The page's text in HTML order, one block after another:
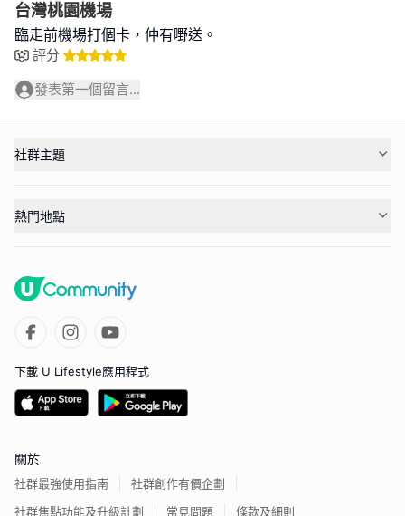
台灣桃園機場
臨走前機場打個卡，仲有嘢送。
評分
發表第一個留言...
社群主題
熱門地點
下載 U Lifestyle應用程式
關於
社群最強使用指南
社群創作有價企劃
社群焦點功能及升級計劃
常見問題 條款及細則